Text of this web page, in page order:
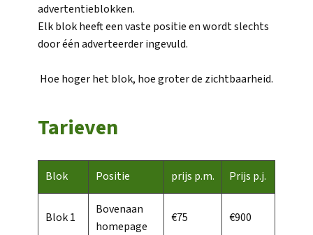
advertentieblokken.
Elk blok heeft een vaste positie en wordt slechts
door één adverteerder ingevuld.
Hoe hoger het blok, hoe groter de zichtbaarheid.
Tarieven
Blok Positie prijs p.m. Prijs p.j.
Blok 1
Bovenaan
homepage
€75 €900